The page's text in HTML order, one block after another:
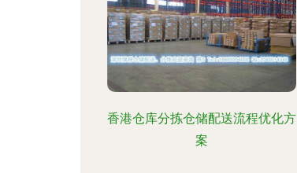
香港仓库分拣仓储配送流程优化方
案